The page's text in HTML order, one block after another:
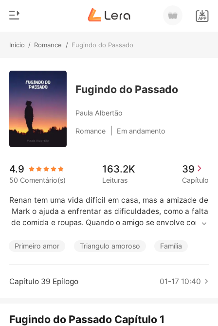
Início / Romance / Fugindo do Passado
Loja
Histórico
Sair
Baixar App
Gênero
Moderno
Lobisomem
Contos
Bilionários
Contos Curtos
Fugindo do Passado
Paula Albertão
Romance Em andamento
4.9
50 Comentário(s)
163.2K
Leituras
39
Capítulo
Renan tem uma vida difícil em casa, mas a amizade de
Mark o ajuda a enfrentar as dificuldades, como a falta
de comida e roupas. Quando o amigo se envolve com R
a, ele se vê em meio a segredos que não gostaria de gu
Primeiro amor Triangulo amoroso Família
Capítulo 39 Epílogo 01-17 10:40
Fugindo do Passado Capítulo 1